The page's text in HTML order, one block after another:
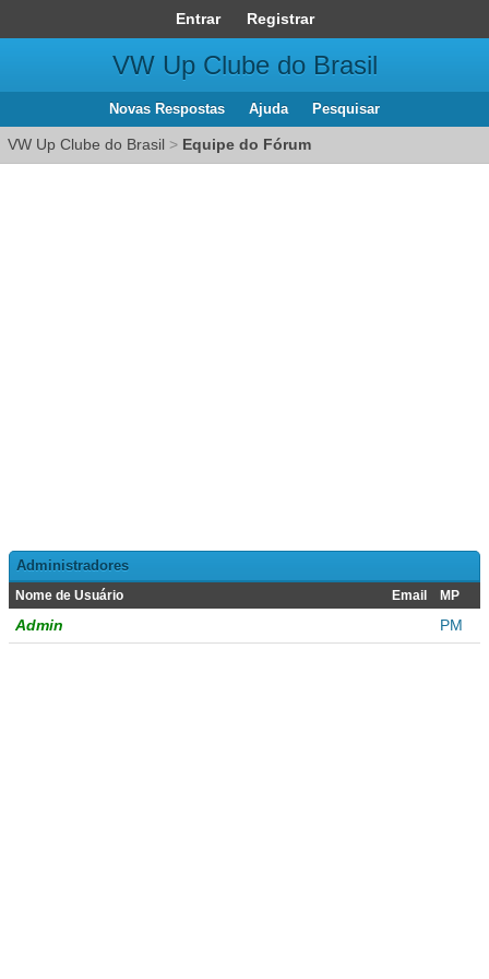
Entrar Registrar
VW Up Clube do Brasil
Novas Respostas Ajuda Pesquisar
VW Up Clube do Brasil > Equipe do Fórum
Administradores
Nome de Usuário Email MP
Admin PM